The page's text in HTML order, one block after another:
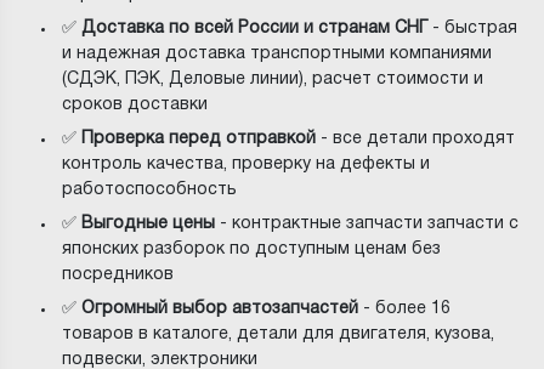
✅Доставка по всей России и странам СНГ
- быстрая
и надежная доставка транспортными компаниями
(СДЭК, ПЭК, Деловые линии), расчет стоимости и
сроков доставки
✅ Проверка перед отправкой - все детали проходят
контроль качества, проверку на дефекты и
работоспособность
✅ Выгодные цены - контрактные запчасти запчасти с
японских разборок по доступным ценам без
посредников
✅Огромный выбор автозапчастей - более 16
товаров в каталоге, детали для двигателя, кузова,
подвески, электроники